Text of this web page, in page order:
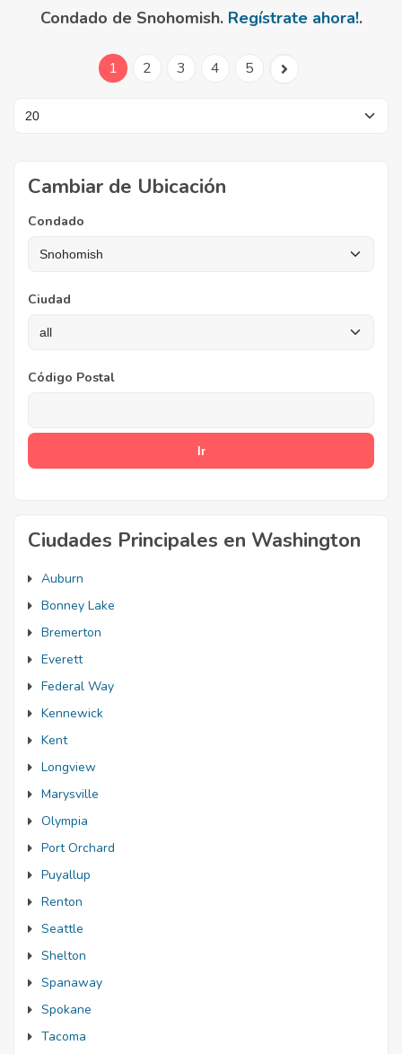
Condado de Snohomish. Regístrate ahora!.
1 2 3 4 5
Cambiar de Ubicación
Condado
Ciudad
Código Postal
Ciudades Principales en Washington
Auburn
Bonney Lake
Bremerton
Everett
Federal Way
Kennewick
Kent
Longview
Marysville
Olympia
Port Orchard
Puyallup
Renton
Seattle
Shelton
Spanaway
Spokane
Tacoma